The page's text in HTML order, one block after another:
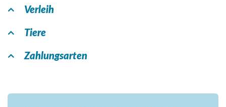
Verleih
Tiere
Zahlungsarten